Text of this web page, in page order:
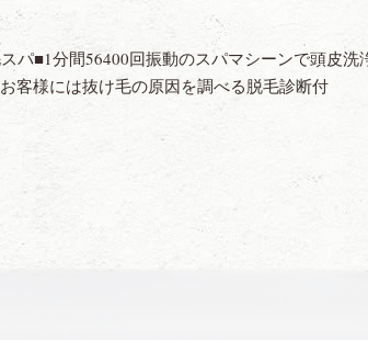
パ■1分間56400回振動のスパマシーンで頭皮洗
客様には抜け毛の原因を調べる脱毛診断付